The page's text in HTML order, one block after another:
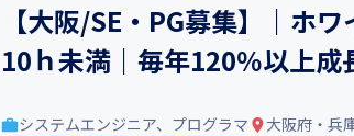
【大阪/SE・PG募集】｜ホ
10ｈ未満｜毎年120％以上
システムエンジニア、プログラマ 大阪府・兵